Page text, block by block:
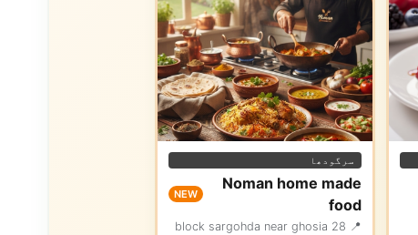
سرگودھا
Noman home made
food
NEW
📍 28 block sargohda near ghosia